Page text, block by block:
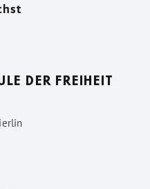
DER FREIHEIT